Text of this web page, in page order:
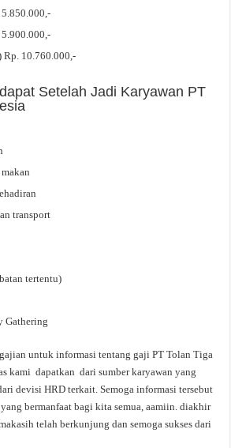
Rp. 10.760.000,-
Setelah Jadi Karyawan PT
transport
tertentu)
Gathering
untuk informasi tentang gaji PT Tolan Tiga
kami dapatkan dari sumber karyawan yang
devisi HRD terkait. Semoga informasi tersebut
bermanfaat bagi kita semua, aamiin. diakhir
telah berkunjung dan semoga sukses dari